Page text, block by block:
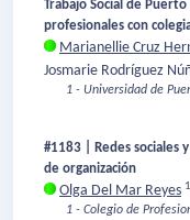
Trabajo Social de
profesionales con
Marianellie Cruz
Josmarie Rodríguez
1 - Universidad de
#1183 | Redes sociales
de organización
Olga Del Mar Reyes 1
1 - Colegio de